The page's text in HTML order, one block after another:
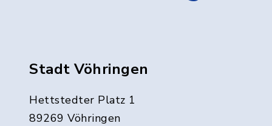
Stadt Vöhringen
Hettstedter Platz 1
89269 Vöhringen